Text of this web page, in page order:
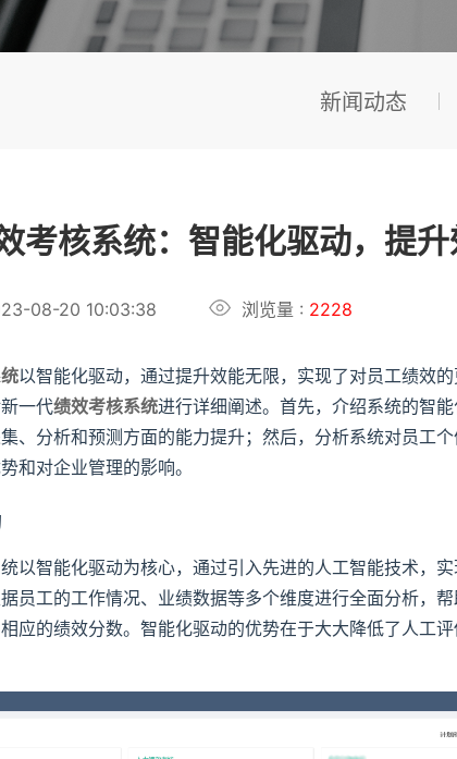
新闻动态
考核系统：智能化驱动，提
08-20 10:03:38 浏览量 : 2228
以智能化驱动，通过提升效能无限，实现了对员工绩效
一代绩效考核系统进行详细阐述。首先，介绍系统的智
、分析和预测方面的能力提升；然后，分析系统对员工
和对企业管理的影响。
以智能化驱动为核心，通过引入先进的人工智能技术，
员工的工作情况、业绩数据等多个维度进行全面分析，
应的绩效分数。智能化驱动的优势在于大大降低了人工